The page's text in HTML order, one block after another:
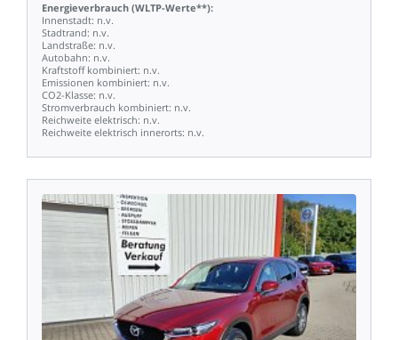
Energieverbrauch (WLTP-Werte**):
Innenstadt: n.v.
Stadtrand: n.v.
Landstraße: n.v.
Autobahn: n.v.
Kraftstoff kombiniert: n.v.
Emissionen kombiniert: n.v.
CO2-Klasse: n.v.
Stromverbrauch kombiniert: n.v.
Reichweite elektrisch: n.v.
Reichweite elektrisch innerorts: n.v.